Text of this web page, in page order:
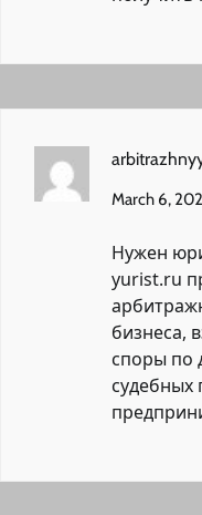
March 6,
Нужен
yurist.ru
бизнеса,
споры по
судебных